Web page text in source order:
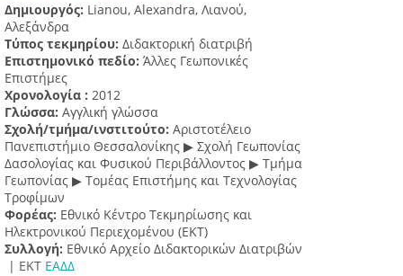
Δημιουργός: Lianou, Alexandra, Λιανού,
Αλεξάνδρα
Τύπος τεκμηρίου: Διδακτορική διατριβή
Επιστημονικό πεδίο: Άλλες Γεωπονικές
Επιστήμες
Χρονολογία : 2012
Γλώσσα: Αγγλική γλώσσα
Σχολή/τμήμα/ινστιτούτο: Αριστοτέλειο
Πανεπιστήμιο Θεσσαλονίκης ▶ Σχολή Γεωπονίας
Δασολογίας και Φυσικού Περιβάλλοντος ▶ Τμήμα
Γεωπονίας ▶ Τομέας Επιστήμης και Τεχνολογίας
Τροφίμων
Φορέας: Εθνικό Κέντρο Τεκμηρίωσης και
Ηλεκτρονικού Περιεχομένου (ΕΚΤ)
Συλλογή: Εθνικό Αρχείο Διδακτορικών Διατριβών
| ΕΚΤ ΕΑΔΔ